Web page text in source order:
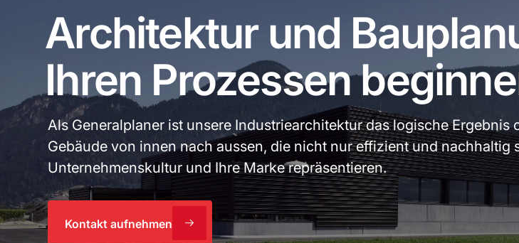
Architektur und
Ihren Prozessen
Als Generalplaner ist unsere Industriearchitektur das logische Ergebnis
Gebäude von innen nach aussen, die nicht nur effizient und nachhaltig
Unternehmenskultur und Ihre Marke repräsentieren.
Kontakt aufnehmen